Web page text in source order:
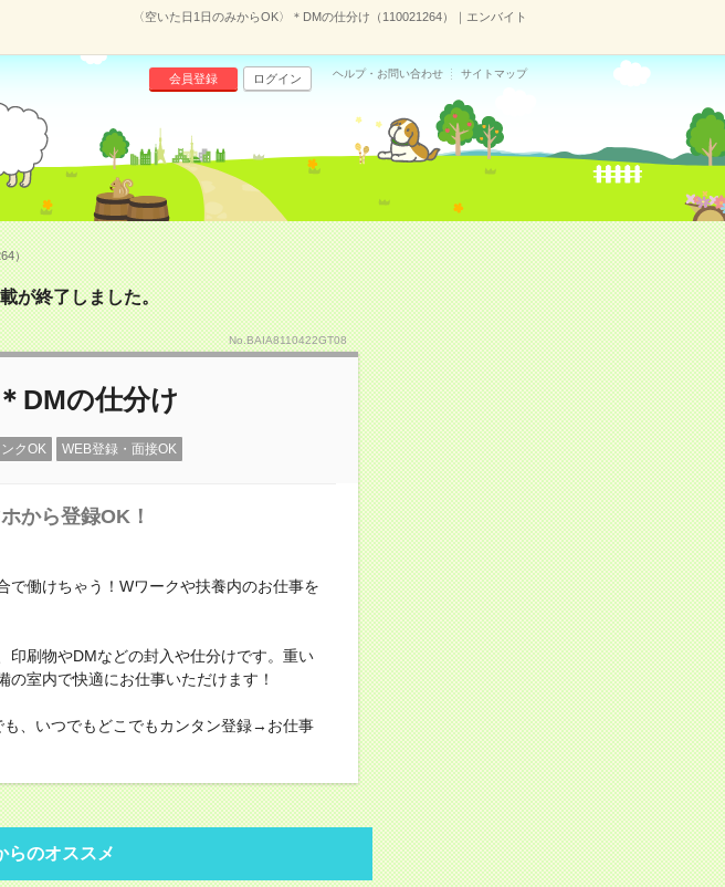
〈空いた日1日のみからOK〉＊DMの仕分け（110021264）｜エンバイト
会員登録 ログイン ヘルプ・お問い合わせ サイトマップ
）
が終了しました。
No.BAIA8110422GT08
DMの仕分け
クOK WEB登録・面接OK
から登録OK！
で働けちゃう！Wワークや扶養内のお仕事を
印刷物やDMなどの封入や仕分けです。重い
室内で快適にお仕事いただけます！
も、いつでもどこでもカンタン登録→お仕事
らのオススメ